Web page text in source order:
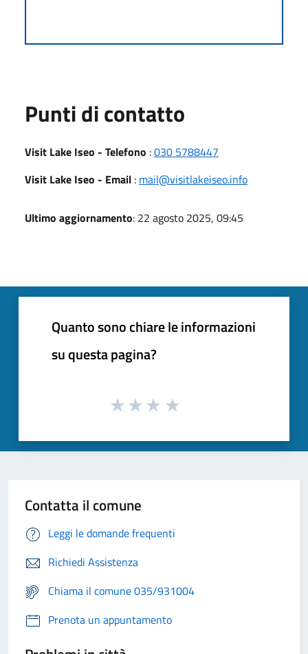
Punti di contatto
Visit Lake Iseo - Telefono :030 5788447
Visit Lake Iseo - Email : mail@visitlakeiseo.info
Ultimo aggiornamento: 22 agosto 2025, 09:45
Quanto sono chiare le informazioni
su questa pagina?
Contatta il comune
Leggi le domande frequenti
Richiedi Assistenza
Chiama il comune 035/931004
Prenota un appuntamento